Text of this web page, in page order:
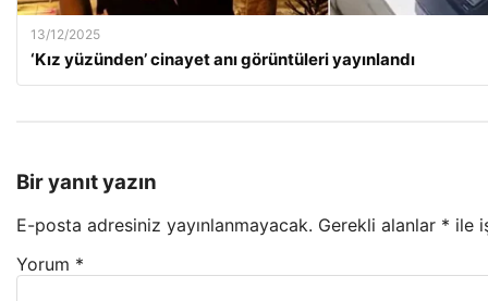
13/12/2025
‘Kız yüzünden’ cinayet anı görüntüleri yayınlandı
Bir yanıt yazın
E-posta adresiniz yayınlanmayacak. Gerekli alanlar * ile
Yorum *